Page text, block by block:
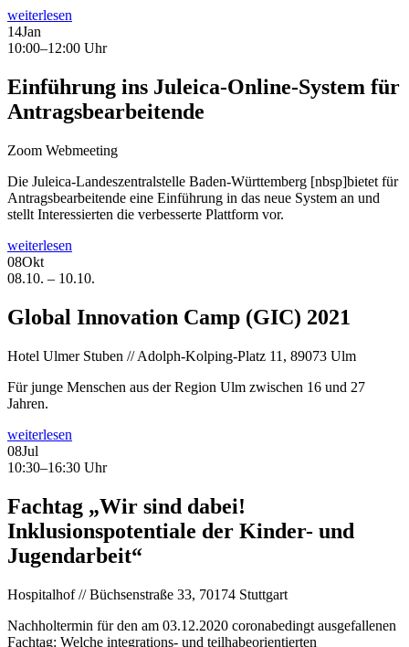
weiterlesen
14Jan
10:00–12:00 Uhr
Einführung ins Juleica-Online-System für
Antragsbearbeitende
Zoom Webmeeting
Die Juleica-Landeszentralstelle Baden-Württemberg [nbsp]bietet für
Antragsbearbeitende eine Einführung in das neue System an und
stellt Interessierten die verbesserte Plattform vor.
weiterlesen
08Okt
08.10. – 10.10.
Global Innovation Camp (GIC) 2021
Hotel Ulmer Stuben // Adolph-Kolping-Platz 11, 89073 Ulm
Für junge Menschen aus der Region Ulm zwischen 16 und 27
Jahren.
weiterlesen
08Jul
10:30–16:30 Uhr
Fachtag „Wir sind dabei!
Inklusionspotentiale der Kinder- und
Jugendarbeit“
Hospitalhof // Büchsenstraße 33, 70174 Stuttgart
Nachholtermin für den am 03.12.2020 coronabedingt ausgefallenen
Fachtag: Welche integrations- und teilhabeorientierten